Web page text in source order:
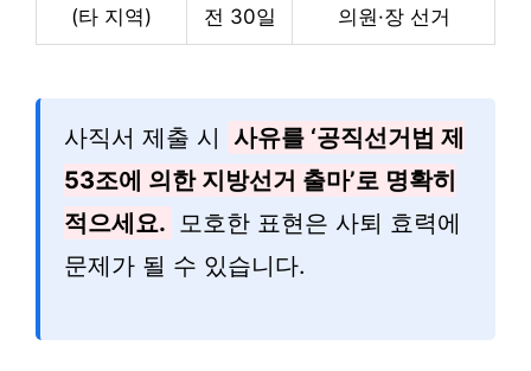
(타 지역)
전 30일
의원·장 선거
사직서 제출 시 사유를 ‘공직선거법 제
53조에 의한 지방선거 출마’로 명확히
적으세요. 모호한 표현은 사퇴 효력에
문제가 될 수 있습니다.